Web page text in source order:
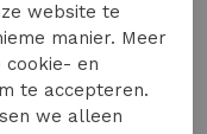
website te
manier. Meer
cookie- en
te accepteren.
we alleen